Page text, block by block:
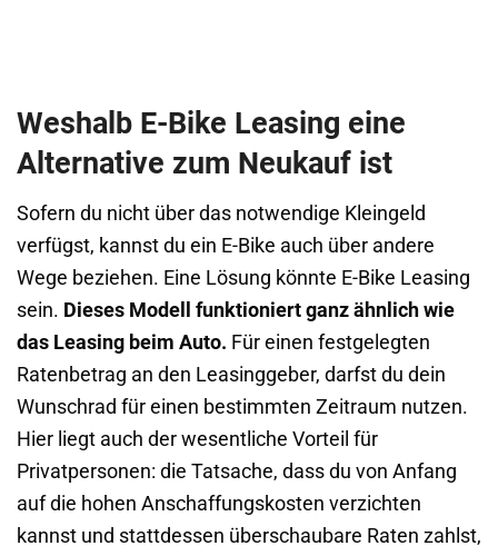
Weshalb E-Bike Leasing eine
Alternative zum Neukauf ist
Sofern du nicht über das notwendige Kleingeld
verfügst, kannst du ein E-Bike auch über andere
Wege beziehen. Eine Lösung könnte E-Bike Leasing
sein. Dieses Modell funktioniert ganz ähnlich wie
das Leasing beim Auto. Für einen festgelegten
Ratenbetrag an den Leasinggeber, darfst du dein
Wunschrad für einen bestimmten Zeitraum nutzen.
Hier liegt auch der wesentliche Vorteil für
Privatpersonen: die Tatsache, dass du von Anfang
auf die hohen Anschaffungskosten verzichten
kannst und stattdessen überschaubare Raten zahlst,